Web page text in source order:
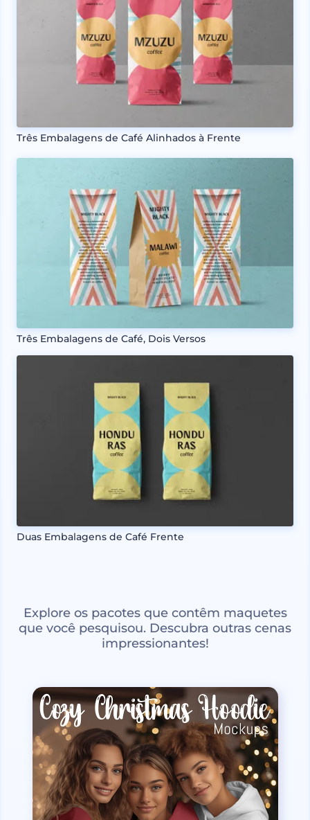
Três Embalagens de Café Alinhados à Frente
Três Embalagens de Café, Dois Versos
Duas Embalagens de Café Frente
Explore os pacotes que contêm maquetes
que você pesquisou. Descubra outras cenas
impressionantes!